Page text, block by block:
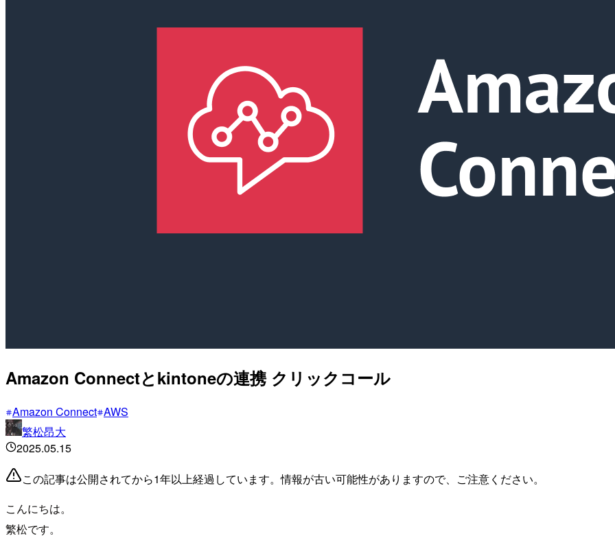
Amazon Connectとkintoneの連携 クリックコール
Amazon Connect AWS
繁松昂大
2025.05.15
この記事は公開されてから1年以上経過しています。情報が古い可能性がありますので、ご注意ください。
こんにちは。
繁松です。